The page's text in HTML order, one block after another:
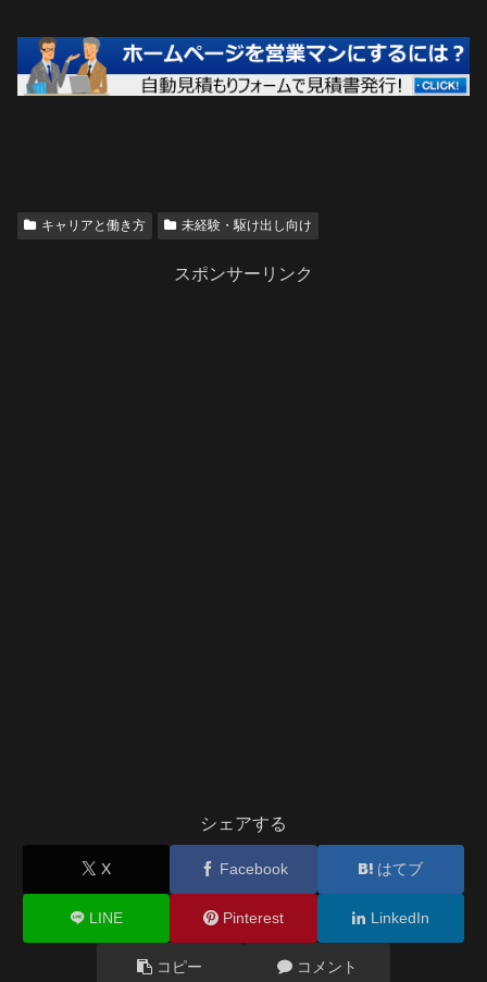
キャリアと働き方 未経験・駆け出し向け
スポンサーリンク
シェアする
X Facebook はてブ
LINE Pinterest LinkedIn
コピー コメント